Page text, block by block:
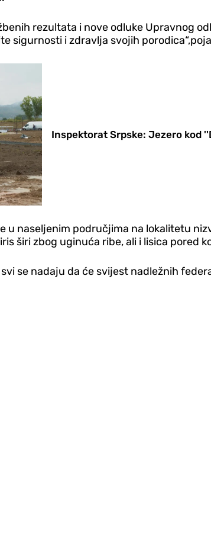
rezultata i nove odluke Upravnog
sigurnosti i zdravlja svojih
Inspektorat Srpske: Jezero kod
u naseljenim područjima na lokalitetu
širi zbog uginuća ribe, ali i lisica pored
se nadaju da će svijest nadležnih